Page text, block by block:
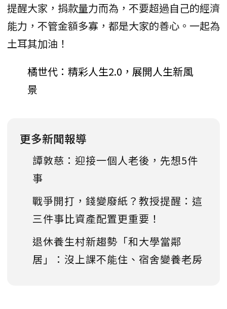
提醒大家，捐款量力而為，不要超過自己的經濟
能力，不管金額多寡，都是大家的善心。一起為
土耳其加油！
橘世代：精彩人生2.0，展開人生新風
景
更多新聞報導
譚敦慈：迎接一個人老後，先想5件
事
戰爭開打，錢變廢紙？教授提醒：這
三件事比資產配置更重要！
退休養生村新趨勢「和大學當鄰
居」：沒上課不能住、宿舍變養老房